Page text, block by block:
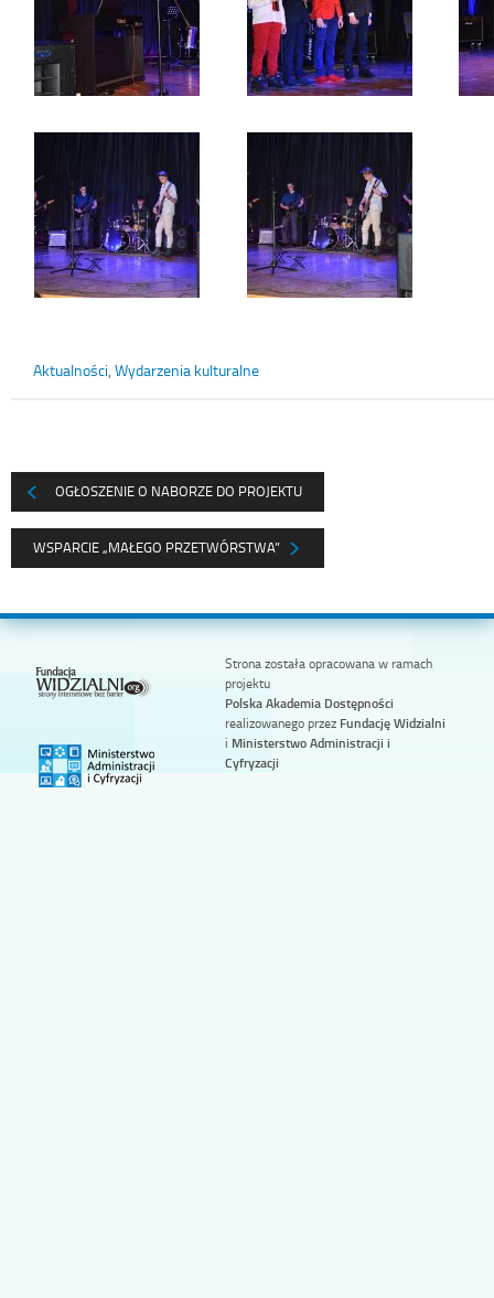
Aktualności, Wydarzenia kulturalne
OGŁOSZENIE O NABORZE DO PROJEKTU
WSPARCIE „MAŁEGO PRZETWÓRSTWA”
Strona została opracowana w ramach
projektu
Polska Akademia Dostępności
realizowanego przez Fundację Widzialni
i Ministerstwo Administracji i
Cyfryzacji